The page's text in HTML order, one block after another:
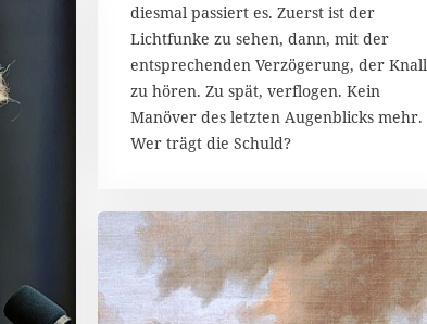
a
r
2
0
2
diesmal passiert es. Zuerst ist der
Lichtfunke zu sehen, dann, mit der
entsprechenden Verzögerung, der Knall
zu hören. Zu spät, verflogen. Kein
Manöver des letzten Augenblicks mehr.
Wer trägt die Schuld?